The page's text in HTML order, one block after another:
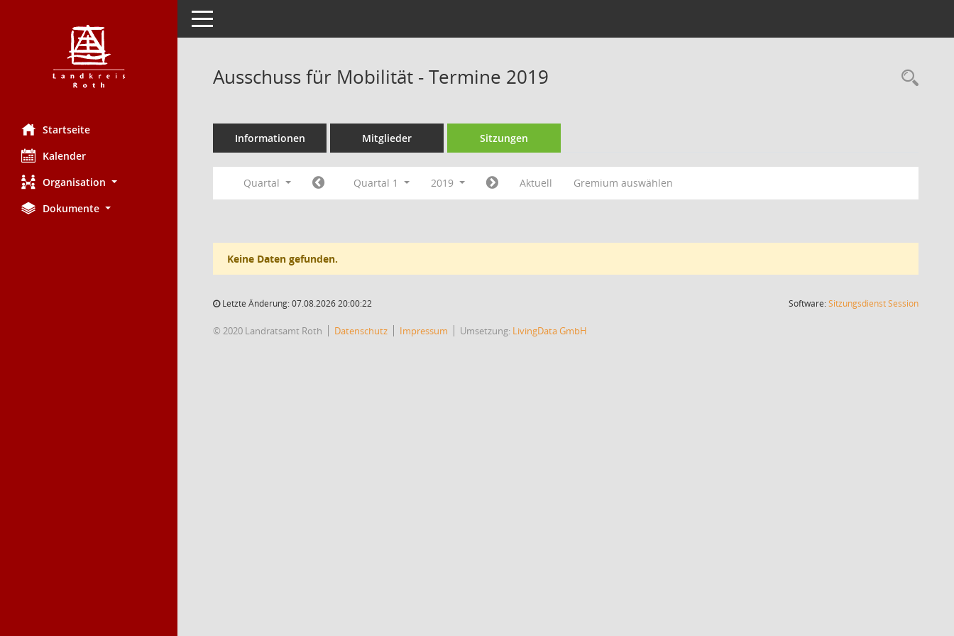
Startseite
Kalender
Organisation
Dokumente
Toggle navigation
Ausschuss für Mobilität - Termine 2019
Informationen Mitglieder Sitzungen
Quartal Quartal 1 2019 Aktuell Gremium auswählen
Keine Daten gefunden.
Letzte Änderung: 07.08.2026 20:00:22 Software:SitzungsdienstSession(Wird in
© 2020 Landratsamt Roth Datenschutz Impressum Umsetzung: LivingData GmbH